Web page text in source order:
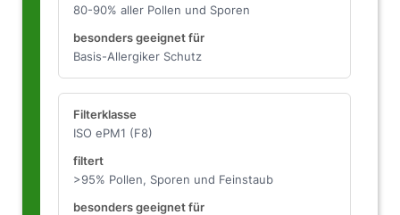
80-90% aller Pollen und Sporen
Basis-Allergiker Schutz
ISO ePM1 (F8)
>95% Pollen, Sporen und Feinstaub